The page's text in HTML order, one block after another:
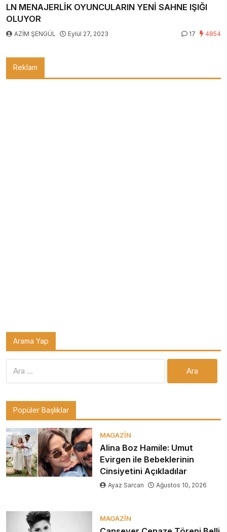
LN MENAJERLİK OYUNCULARIN YENİ SAHNE IŞIĞI
OLUYOR
AZİM ŞENGÜL Eylül 27, 2023 17 4854
Reklam
Arama Yap
Popüler Başlıklar
MAGAZIN
Alina Boz Hamile: Umut
Evirgen ile Bebeklerinin
Cinsiyetini Açıkladılar
Ayaz Sarcan Ağustos 10, 2026
MAGAZIN